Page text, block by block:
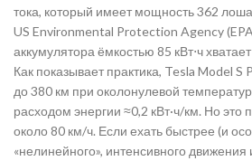
тока, который имеет мощность 362
US Environmental Protection Agency
аккумулятора ёмкостью 85 кВт⋅ч
Как показывает практика, Tesla Model S
до 380 км при околонулевой
расходом энергии ≈0,2 кВт·ч/км. Но это
около 80 км/ч. Если ехать быстрее (и
«нелинейного», интенсивного движения